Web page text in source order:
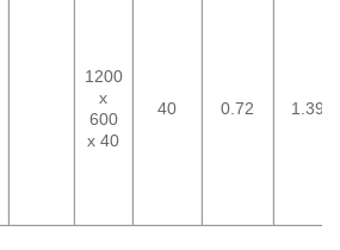
1200
x
600
x 40
40 0.72 1.39